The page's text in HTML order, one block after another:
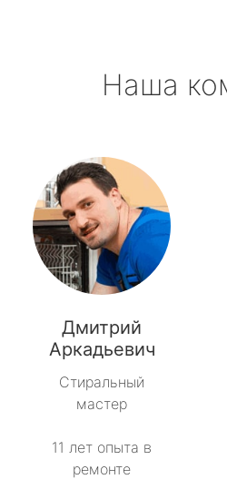
Наша
Дмитрий
Аркадьевич
Стиральный
мастер
11 лет опыта в
ремонте